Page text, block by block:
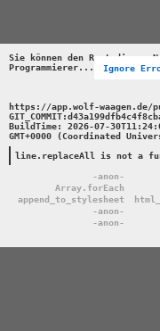
Sie können den Rest
Programmierer...
Ignore
https://app.wolf-waagen.de/
BuildTime: 2026-07-
GMT+0000 (Coordinated
line.replaceAll is not a
-anon-
Array.forEach
append_to_stylesheet
-anon-
-anon-